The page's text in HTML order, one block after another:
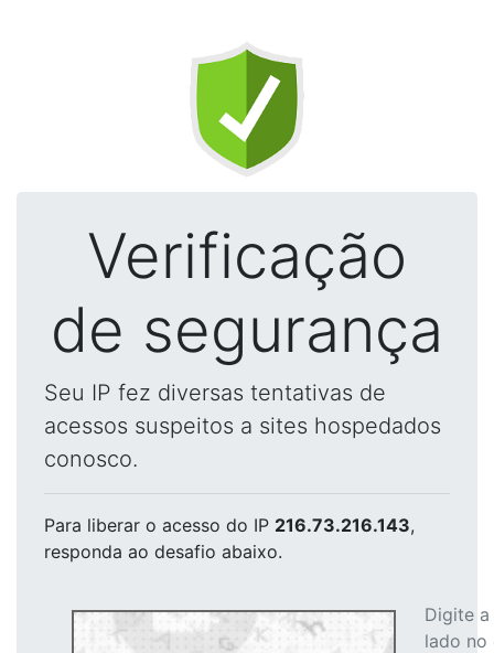
Verificação
de segurança
Seu IP fez diversas tentativas de
acessos suspeitos a sites hospedados
conosco.
Para liberar o acesso do IP 216.73.216.143,
responda ao desafio abaixo.
Digite
lado no